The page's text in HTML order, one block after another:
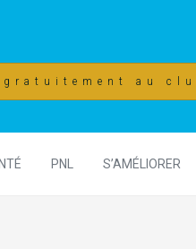
au
PNL S’AMÉLIORER